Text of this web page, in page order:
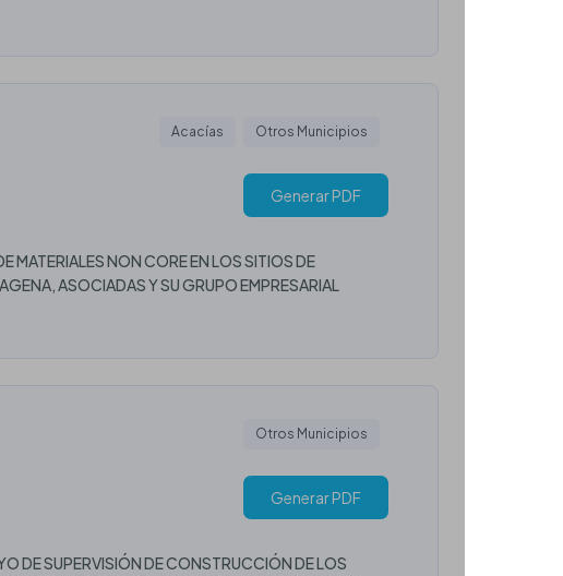
Acacías Otros Municipios
Generar PDF
MATERIALES NON CORE EN LOS SITIOS DE
ASOCIADAS Y SU GRUPO EMPRESARIAL
Otros Municipios
Generar PDF
DE SUPERVISIÓN DE CONSTRUCCIÓN DE LOS